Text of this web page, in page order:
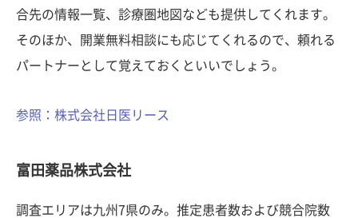
合先の情報一覧、診療圏地図なども提供してくれます。
そのほか、開業無料相談にも応じてくれるので、頼れる
パートナーとして覚えておくといいでしょう。
参照：株式会社日医リース
富田薬品株式会社
調査エリアは九州7県のみ。推定患者数および競合院数